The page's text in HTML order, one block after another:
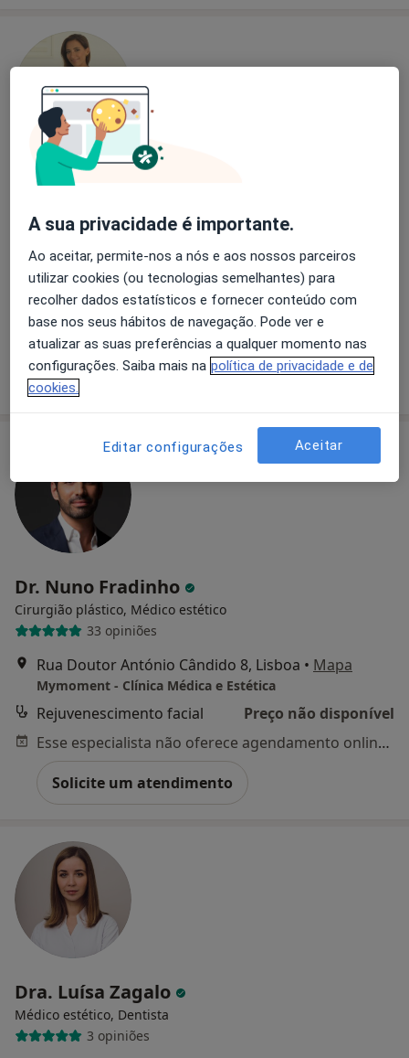
Dra. Sofia Santareno
27 opiniões
Largo Luzia Maria Martins, 1B, Lisboa •Mapa
The Dr Pure Clinic
Rejuvenescimento facial
Solicite um atendimento
Dr. Nuno Fradinho
Cirurgião plástico, Médico estético
33 opiniões
Rua Doutor António Cândido 8, Lisboa • Mapa
Mymoment - Clínica Médica e Estética
Rejuvenescimento facial
Preço não disponível
Esse especialista não oferece agendamento online para esse endereço.
Solicite um atendimento
Dra. Luísa Zagalo
Médico estético, Dentista
3 opiniões
A sua privacidade é importante.
Ao aceitar, permite-nos a nós e aos nossos parceiros
utilizar cookies (ou tecnologias semelhantes) para
recolher dados estatísticos e fornecer conteúdo com
base nos seus hábitos de navegação. Pode ver e
atualizar as suas preferências a qualquer momento nas
configurações. Saiba mais na política de privacidade e de
cookies.
Editar configurações Aceitar